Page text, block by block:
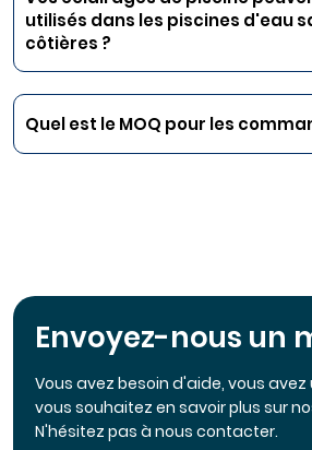
utilisés dans les piscines d'eau
côtières ?
Quel est le MOQ pour les
Envoyez-nous un
Vous avez besoin d'aide, vous
vous souhaitez en savoir plus sur
N'hésitez pas à nous contacter.